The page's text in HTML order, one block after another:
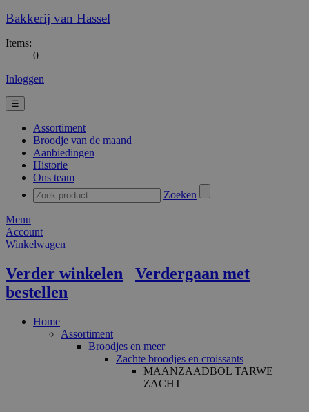
Bakkerij van Hassel
Items:
0
Inloggen
☰
Assortiment
Broodje van de maand
Aanbiedingen
Historie
Ons team
Zoeken
Menu
Account
Winkelwagen
Verder winkelen
Verdergaan met
bestellen
Home
Assortiment
Broodjes en meer
Zachte broodjes en croissants
MAANZAADBOL TARWE
ZACHT